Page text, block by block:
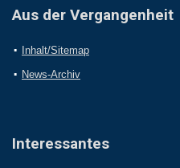
Aus der Vergangenheit
Inhalt/Sitemap
News-Archiv
Interessantes